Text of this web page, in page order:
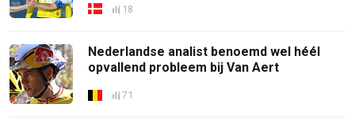
18
Nederlandse analist benoemd wel héél
opvallend probleem bij Van Aert
71